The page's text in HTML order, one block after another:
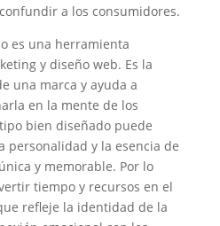
a los consumidores.
es una herramienta
y diseño web. Es la
una marca y ayuda a
en la mente de los
bien diseñado puede
personalidad y la esencia de
y memorable. Por lo
tiempo y recursos en el
refleje la identidad de la